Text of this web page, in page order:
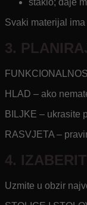
staklo; daje
Svaki materijal
3.
HLAD – ako
BILJKE – ukrasite
RASVJETA –
4.
Uzmite u obzir